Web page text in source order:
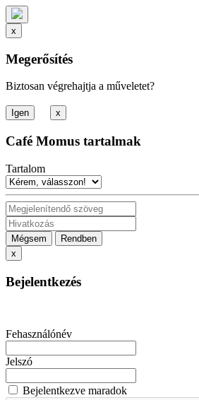
x
Megerősítés
Biztosan végrehajtja a műveletet?
x
Café Momus tartalmak
Tartalom
Mégsem
Rendben
x
Bejelentkezés
Fehasználónév
Jelszó
Bejelentkezve maradok